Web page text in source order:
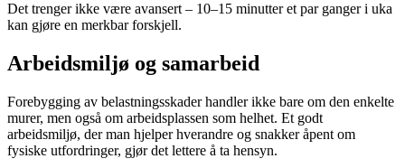
Det trenger ikke være avansert – 10–15 minutter et par ganger i uka
kan gjøre en merkbar forskjell.
Arbeidsmiljø og samarbeid
Forebygging av belastningsskader handler ikke bare om den enkelte
murer, men også om arbeidsplassen som helhet. Et godt
arbeidsmiljø, der man hjelper hverandre og snakker åpent om
fysiske utfordringer, gjør det lettere å ta hensyn.